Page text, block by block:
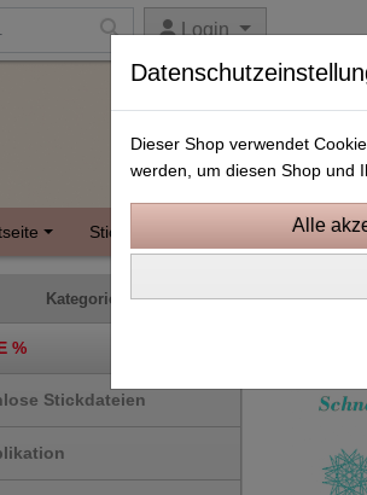
Login
Stickdateien Instagram
Kategorien
%
Stickdateien
Dieser Shop verwendet
werden, um diesen Shop und